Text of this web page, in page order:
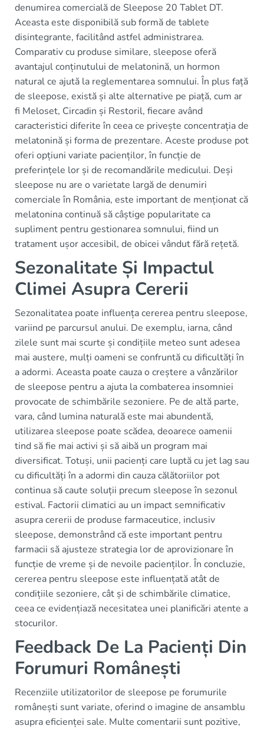
denumirea comercială de Sleepose 20 Tablet DT.
Aceasta este disponibilă sub formă de tablete
disintegrante, facilitând astfel administrarea.
Comparativ cu produse similare, sleepose oferă
avantajul conținutului de melatonină, un hormon
natural ce ajută la reglementarea somnului. În plus față
de sleepose, există și alte alternative pe piață, cum ar
fi Meloset, Circadin și Restoril, fiecare având
caracteristici diferite în ceea ce privește concentrația de
melatonină și forma de prezentare. Aceste produse pot
oferi opțiuni variate pacienților, în funcție de
preferințele lor și de recomandările medicului. Deși
sleepose nu are o varietate largă de denumiri
comerciale în România, este important de menționat că
melatonina continuă să câștige popularitate ca
supliment pentru gestionarea somnului, fiind un
tratament ușor accesibil, de obicei vândut fără rețetă.
Sezonalitate Și Impactul
Climei Asupra Cererii
Sezonalitatea poate influența cererea pentru sleepose,
variind pe parcursul anului. De exemplu, iarna, când
zilele sunt mai scurte și condițiile meteo sunt adesea
mai austere, mulți oameni se confruntă cu dificultăți în
a adormi. Aceasta poate cauza o creștere a vânzărilor
de sleepose pentru a ajuta la combaterea insomniei
provocate de schimbările sezoniere. Pe de altă parte,
vara, când lumina naturală este mai abundentă,
utilizarea sleepose poate scădea, deoarece oamenii
tind să fie mai activi și să aibă un program mai
diversificat. Totuși, unii pacienți care luptă cu jet lag sau
cu dificultăți în a adormi din cauza călătoriilor pot
continua să caute soluții precum sleepose în sezonul
estival. Factorii climatici au un impact semnificativ
asupra cererii de produse farmaceutice, inclusiv
sleepose, demonstrând că este important pentru
farmacii să ajusteze strategia lor de aprovizionare în
funcție de vreme și de nevoile pacienților. În concluzie,
cererea pentru sleepose este influențată atât de
condițiile sezoniere, cât și de schimbările climatice,
ceea ce evidențiază necesitatea unei planificări atente a
stocurilor.
Feedback De La Pacienți Din
Forumuri Românești
Recenziile utilizatorilor de sleepose pe forumurile
românești sunt variate, oferind o imagine de ansamblu
asupra eficienței sale. Multe comentarii sunt pozitive,